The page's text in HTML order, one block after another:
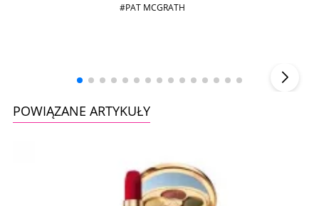
#PAT MCGRATH
POWIĄZANE ARTYKUŁY